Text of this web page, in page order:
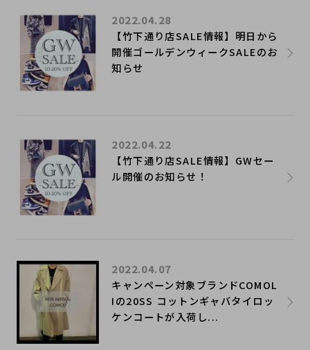
【竹下通り店SALE情報】明日から
開催ゴールデンウィークSALEのお
知らせ
2022.04.28
【竹下通り店SALE情報】GWセー
ル開催のお知らせ！
2022.04.22
キャンペーン対象ブランドCOMOL
Iの20SS コットンギャバタイロッ
ケンコートが入荷し...
2022.04.07